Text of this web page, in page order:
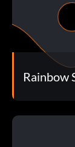
Rainbow